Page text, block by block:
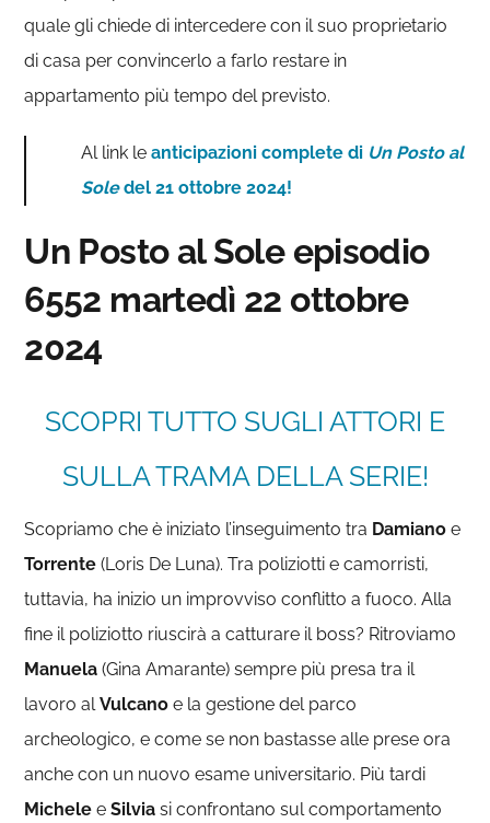
quale gli chiede di intercedere con il suo proprietario
di casa per convincerlo a farlo restare in
appartamento più tempo del previsto.
Al link leanticipazioni complete di Un Posto al
Soledel 21 ottobre 2024!
Un Posto al Sole episodio
6552 martedì 22 ottobre
2024
SCOPRI TUTTO SUGLI ATTORI E
SULLA TRAMA DELLA SERIE!
Scopriamo che è iniziato l’inseguimento tra Damiano e
Torrente(Loris De Luna). Tra poliziotti e camorristi,
tuttavia, ha inizio un improvviso conflitto a fuoco. Alla
fine il poliziotto riuscirà a catturare il boss? Ritroviamo
Manuela(Gina Amarante) sempre più presa tra il
lavoro alVulcano e la gestione del parco
archeologico, e come se non bastasse alle prese ora
anche con un nuovo esame universitario. Più tardi
Michele eSilvia si confrontano sul comportamento